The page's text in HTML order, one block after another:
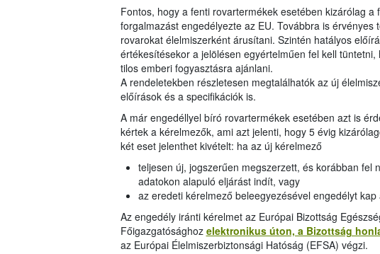
Fontos, hogy a fenti rovartermékek esetében kizárólag
forgalmazást engedélyezte az EU. Továbbra is
rovarokat élelmiszerként árusítani. Szintén hatályos
értékesítésekor a jelölésen egyértelműen fel kell
tilos emberi fogyasztásra ajánlani.
A rendeletekben részletesen megtalálhatók az új
előírások és a specifikációk is.
A már engedéllyel bíró rovartermékek esetében azt is
kértek a kérelmezők, ami azt jelenti, hogy 5 évig
két eset jelenthet kivételt: ha az új kérelmező
teljesen új, jogszerűen megszerzett, és korábban fel
adatokon alapuló eljárást indít, vagy
az eredeti kérelmező beleegyezésével engedélyt
Az engedély iránti kérelmet az Európai Bizottság
Főigazgatósághoz elektronikus úton, a Bizottság
az Európai Élelmiszerbiztonsági Hatóság (EFSA) végzi.